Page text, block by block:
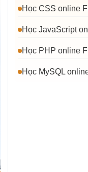
dùng?
Học CSS online
Học JavaScript
Học PHP online
Học MySQL